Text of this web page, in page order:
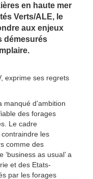
en haute mer
Verts/ALE, le
aux enjeux
démesurés
exprime ses regrets
manqué d’ambition
des forages
Le cadre
les
comme des
as usual’ a
et des Etats-
par les forages